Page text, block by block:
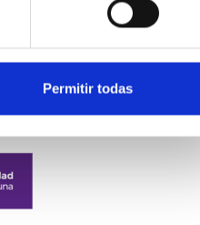
Permitir todas